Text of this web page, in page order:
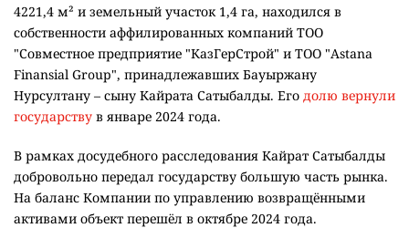
4221,4 м² и земельный участок 1,4 га, находился в
собственности аффилированных компаний ТОО
"Совместное предприятие "КазГерСтрой" и ТОО "Astana
Finansial Group", принадлежавших Бауыржану
Нурсултану – сыну Кайрата Сатыбалды. Его долю вернули
государству в январе 2024 года.
В рамках досудебного расследования Кайрат Сатыбалды
добровольно передал государству большую часть рынка.
На баланс Компании по управлению возвращёнными
активами объект перешёл в октябре 2024 года.